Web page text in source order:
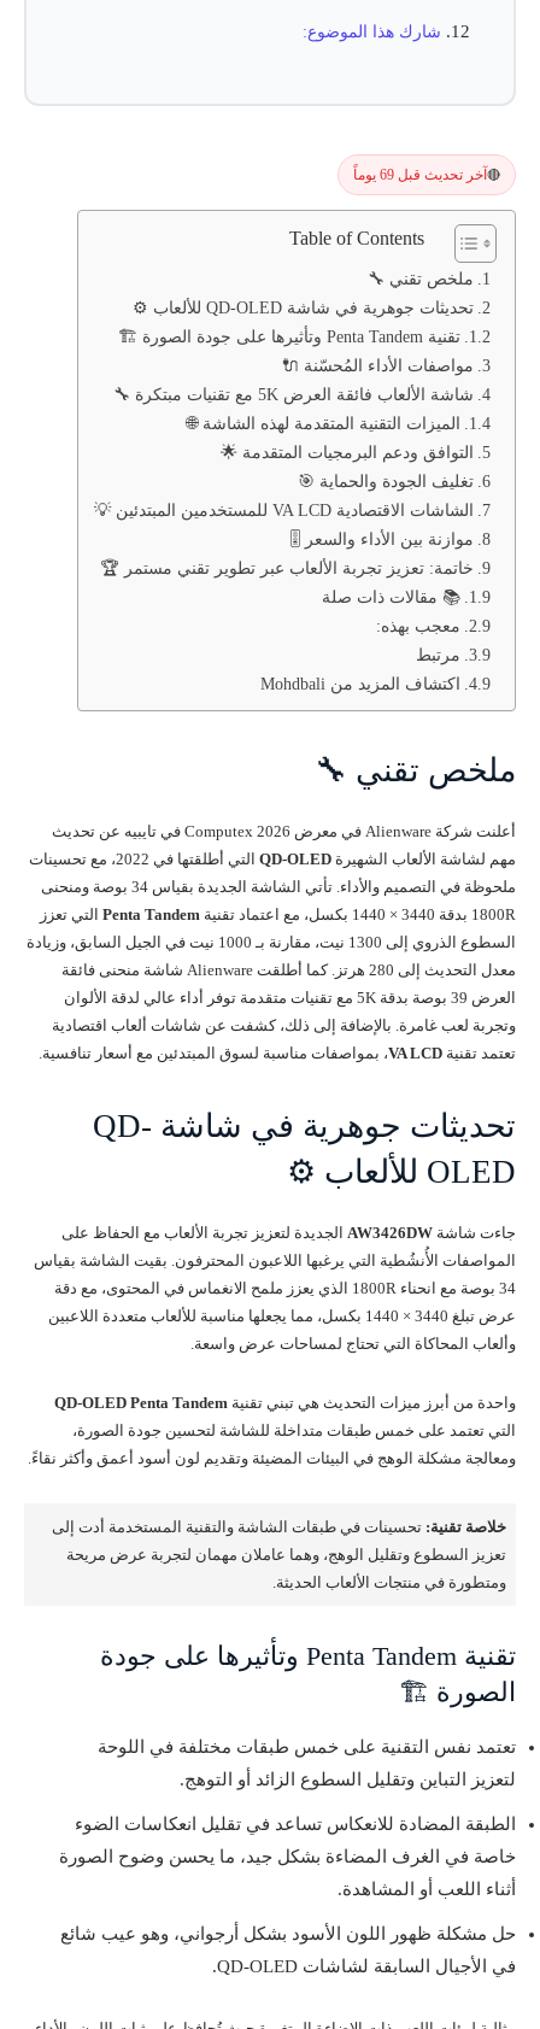
شارك هذا الموضوع:
🔴 آخر تحديث قبل 69 يوماً
Table of Contents
ملخص تقني 🔧
تحديثات جوهرية في شاشة QD-OLED للألعاب ⚙️
تقنية Penta Tandem وتأثيرها على جودة الصورة 🏗️
مواصفات الأداء المُحسّنة 🔌
شاشة الألعاب فائقة العرض 5K مع تقنيات مبتكرة 🔧
الميزات التقنية المتقدمة لهذه الشاشة 🌐
التوافق ودعم البرمجيات المتقدمة 🌟
تغليف الجودة والحماية 🎯
الشاشات الاقتصادية VA LCD للمستخدمين المبتدئين 💡
موازنة بين الأداء والسعر 🎚️
خاتمة: تعزيز تجربة الألعاب عبر تطوير تقني مستمر 🏆
📚 مقالات ذات صلة
معجب بهذه:
مرتبط
اكتشاف المزيد من Mohdbali
ملخص تقني 🔧
أعلنت شركة Alienware في معرض Computex 2026 في تايبيه عن تحديث
مهم لشاشة الألعاب الشهيرة QD-OLED
التي أطلقتها في 2022، مع تحسينات
ملحوظة في التصميم والأداء. تأتي الشاشة الجديدة بقياس 34 بوصة ومنحنى
1800R بدقة 3440 × 1440 بكسل، مع اعتماد تقنية
Penta Tandem التي تعزز
السطوع الذروي إلى 1300 نيت، مقارنة بـ 1000 نيت في الجيل السابق، وزيادة
معدل التحديث إلى 280 هرتز. كما أطلقت Alienware شاشة منحنى فائقة
العرض 39 بوصة بدقة 5K مع تقنيات متقدمة توفر أداء عالي لدقة الألوان
وتجربة لعب غامرة. بالإضافة إلى ذلك، كشفت عن شاشات ألعاب اقتصادية
تعتمد تقنية VA LCD، بمواصفات مناسبة لسوق المبتدئين مع أسعار تنافسية.
تحديثات جوهرية في شاشة QD-
OLED للألعاب ⚙️
جاءت شاشة AW3426DW الجديدة لتعزيز تجربة الألعاب مع الحفاظ على
المواصفات الأُنشُطية التي يرغبها اللاعبون المحترفون. بقيت الشاشة بقياس
34 بوصة مع انحناء 1800R الذي يعزز ملمح الانغماس في المحتوى، مع دقة
عرض تبلغ 3440 × 1440 بكسل، مما يجعلها مناسبة للألعاب متعددة اللاعبين
وألعاب المحاكاة التي تحتاج لمساحات عرض واسعة.
واحدة من أبرز ميزات التحديث هي تبني تقنية QD-OLED Penta Tandem
التي تعتمد على خمس طبقات متداخلة للشاشة لتحسين جودة الصورة،
ومعالجة مشكلة الوهج في البيئات المضيئة وتقديم لون أسود أعمق وأكثر نقاءً.
خلاصة تقنية: تحسينات في طبقات الشاشة والتقنية المستخدمة أدت إلى
تعزيز السطوع وتقليل الوهج، وهما عاملان مهمان لتجربة عرض مريحة
ومتطورة في منتجات الألعاب الحديثة.
تقنية Penta Tandem وتأثيرها على جودة
الصورة 🏗️
تعتمد نفس التقنية على خمس طبقات مختلفة في اللوحة
لتعزيز التباين وتقليل السطوع الزائد أو التوهج.
الطبقة المضادة للانعكاس تساعد في تقليل انعكاسات الضوء
خاصة في الغرف المضاءة بشكل جيد، ما يحسن وضوح الصورة
أثناء اللعب أو المشاهدة.
حل مشكلة ظهور اللون الأسود بشكل أرجواني، وهو عيب شائع
في الأجيال السابقة لشاشات QD-OLED.